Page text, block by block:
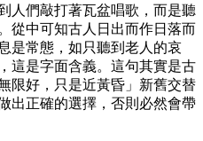
人們敲打著瓦盆唱歌，而是聽
從中可知古人日出而作日落而
是常態，如只聽到老人的哀
這是字面含義。這句其實是古
限好，只是近黃昏」新舊交替
出正確的選擇，否則必然會帶